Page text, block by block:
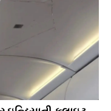
MEDIA
Privacy Policy